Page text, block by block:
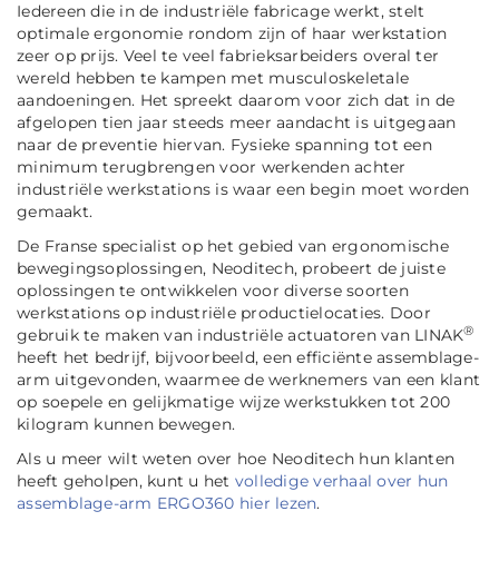
Iedereen die in de industriële fabricage werkt, stelt
optimale ergonomie rondom zijn of haar werkstation
zeer op prijs. Veel te veel fabrieksarbeiders overal ter
wereld hebben te kampen met musculoskeletale
aandoeningen. Het spreekt daarom voor zich dat in de
afgelopen tien jaar steeds meer aandacht is uitgegaan
naar de preventie hiervan. Fysieke spanning tot een
minimum terugbrengen voor werkenden achter
industriële werkstations is waar een begin moet worden
gemaakt.
De Franse specialist op het gebied van ergonomische
bewegingsoplossingen, Neoditech, probeert de juiste
oplossingen te ontwikkelen voor diverse soorten
werkstations op industriële productielocaties. Door
gebruik te maken van industriële actuatoren van LINAK®
heeft het bedrijf, bijvoorbeeld, een efficiënte assemblage-
arm uitgevonden, waarmee de werknemers van een klant
op soepele en gelijkmatige wijze werkstukken tot 200
kilogram kunnen bewegen.
Als u meer wilt weten over hoe Neoditech hun klanten
heeft geholpen, kunt u het volledige verhaal over hun
assemblage-arm ERGO360 hier lezen.